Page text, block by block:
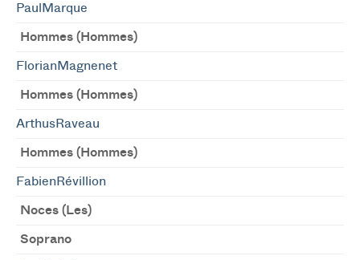
PaulMarque
Hommes (Hommes)
FlorianMagnenet
Hommes (Hommes)
ArthusRaveau
Hommes (Hommes)
FabienRévillion
Noces (Les)
Soprano